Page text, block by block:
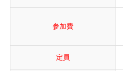
参加費
定員